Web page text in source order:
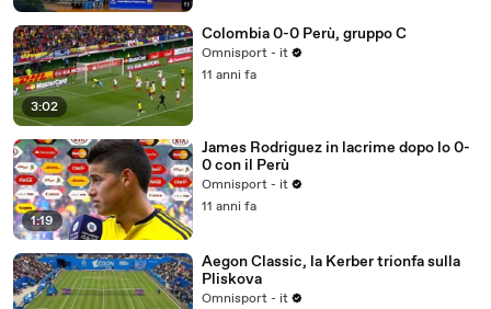
3:02
Colombia 0-0 Perù, gruppo C
Omnisport - it
11 anni fa
1:19
James Rodriguez in lacrime dopo lo 0-
0 con il Perù
Omnisport - it
11 anni fa
Aegon Classic, la Kerber trionfa sulla
Pliskova
Omnisport - it